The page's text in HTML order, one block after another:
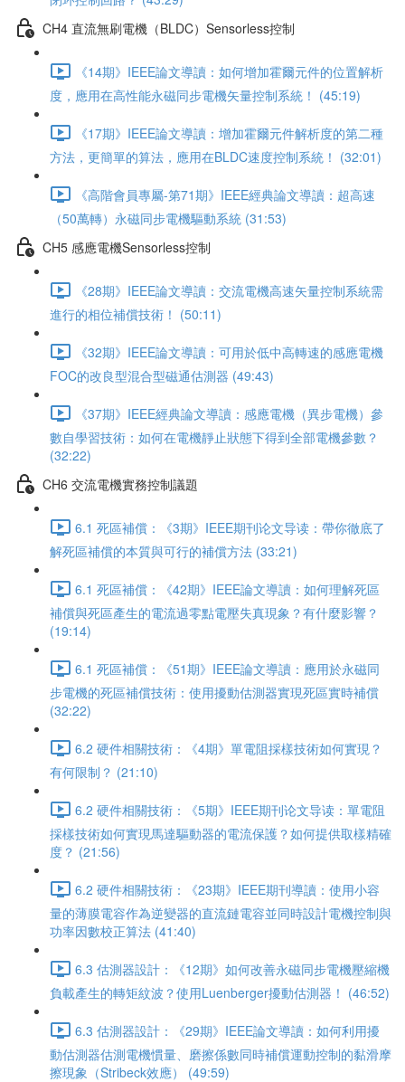
CH4 直流無刷電機（BLDC）Sensorless控制
《14期》IEEE論文導讀：如何增加霍爾元件的位置解析
度，應用在高性能永磁同步電機矢量控制系統！ (45:19)
《17期》IEEE論文導讀：增加霍爾元件解析度的第二種
方法，更簡單的算法，應用在BLDC速度控制系統！ (32:01)
《高階會員專屬-第71期》IEEE經典論文導讀：超高速
（50萬轉）永磁同步電機驅動系統 (31:53)
CH5 感應電機Sensorless控制
《28期》IEEE論文導讀：交流電機高速矢量控制系統需
進行的相位補償技術！ (50:11)
《32期》IEEE論文導讀：可用於低中高轉速的感應電機
FOC的改良型混合型磁通估測器 (49:43)
《37期》IEEE經典論文導讀：感應電機（異步電機）參
數自學習技術：如何在電機靜止狀態下得到全部電機參數？
(32:22)
CH6 交流電機實務控制議題
6.1 死區補償：《3期》IEEE期刊论文导读：帶你徹底了
解死區補償的本質與可行的補償方法 (33:21)
6.1 死區補償：《42期》IEEE論文導讀：如何理解死區
補償與死區產生的電流過零點電壓失真現象？有什麼影響？
(19:14)
6.1 死區補償：《51期》IEEE論文導讀：應用於永磁同
步電機的死區補償技術：使用擾動估測器實現死區實時補償
(32:22)
6.2 硬件相關技術：《4期》單電阻採樣技術如何實現？
有何限制？ (21:10)
6.2 硬件相關技術：《5期》IEEE期刊论文导读：單電阻
採樣技術如何實現馬達驅動器的電流保護？如何提供取樣精確
度？ (21:56)
6.2 硬件相關技術：《23期》IEEE期刊導讀：使用小容
量的薄膜電容作為逆變器的直流鏈電容並同時設計電機控制與
功率因數校正算法 (41:40)
6.3 估測器設計：《12期》如何改善永磁同步電機壓縮機
負載產生的轉矩紋波？使用Luenberger擾動估測器！ (46:52)
6.3 估測器設計：《29期》IEEE論文導讀：如何利用擾
動估測器估測電機慣量、磨擦係數同時補償運動控制的黏滑摩
擦現象（Stribeck效應） (49:59)